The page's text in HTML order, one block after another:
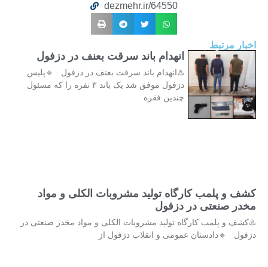
dezmehr.ir/64550
اخبار مرتبط
انهدام باند سرقت بعنف در دزفول
♨️انهدام باند سرقت بعنف در دزفول 🔹پلیس
دزفول موفق شد یک باند ۳ نفره را که مسئول
چندین فقره
کشف و پلمب کارگاه تولید مشروبات الکلی و مواد
مخدر صنعتی در دزفول
♨️کشف و پلمب کارگاه تولید مشروبات الکلی و مواد مخدر صنعتی در
دزفول 🔹دادستان عمومی و انقلاب دزفول از